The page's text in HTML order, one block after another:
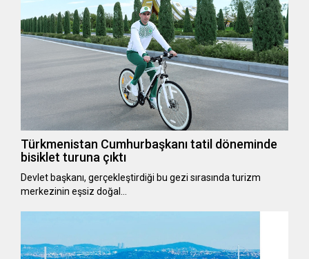
Türkmenistan Cumhurbaşkanı tatil döneminde
bisiklet turuna çıktı
Devlet başkanı, gerçekleştirdiği bu gezi sırasında turizm
merkezinin eşsiz doğal…